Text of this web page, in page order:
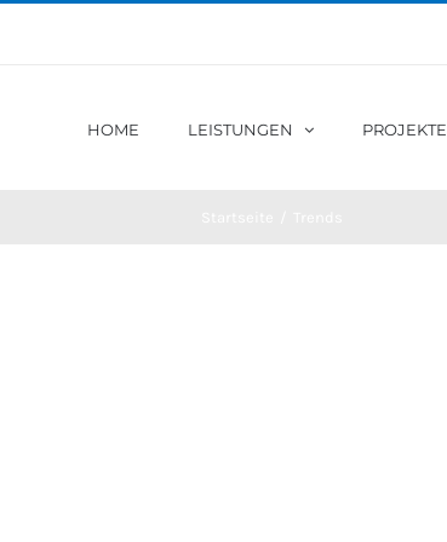
HOME LEISTUNGEN PROJEKTE